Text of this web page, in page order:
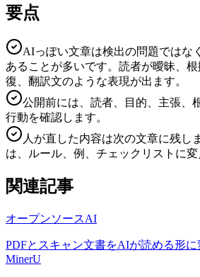
要点
AIっぽい文章は検出の問題ではな
あることが多いです。読者が曖昧、
復、翻訳文のような表現が出ます。
公開前には、読者、目的、主張、
行動を確認します。
人が直した内容は次の文章に残し
は、ルール、例、チェックリストに変
関連記事
オープンソースAI
PDFとスキャン文書をAIが読める形
MinerU